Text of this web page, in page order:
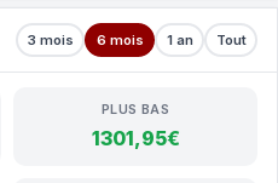
3 mois 6 mois 1 an Tout
PLUS BAS
1301,95€